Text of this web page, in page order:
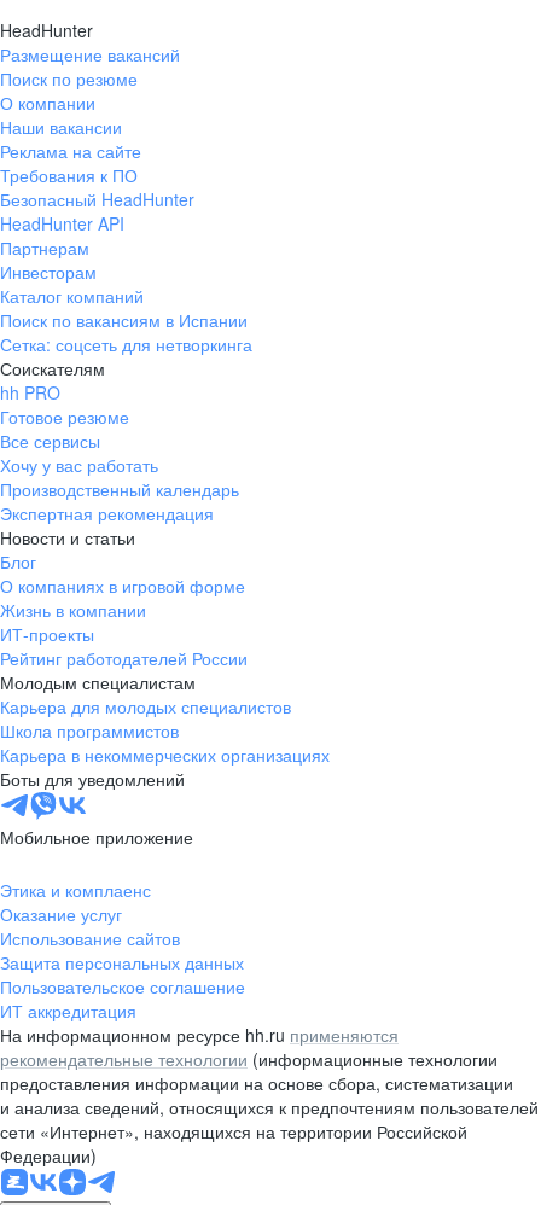
HeadHunter
Размещение вакансий
Поиск по резюме
О компании
Наши вакансии
Реклама на сайте
Требования к ПО
Безопасный HeadHunter
HeadHunter API
Партнерам
Инвесторам
Каталог компаний
Поиск по вакансиям в Испании
Сетка: соцсеть для нетворкинга
Соискателям
hh PRO
Готовое резюме
Все сервисы
Хочу у вас работать
Производственный календарь
Экспертная рекомендация
Новости и статьи
Блог
О компаниях в игровой форме
Жизнь в компании
ИТ-проекты
Рейтинг работодателей России
Молодым специалистам
Карьера для молодых специалистов
Школа программистов
Карьера в некоммерческих организациях
Боты для уведомлений
Мобильное приложение
Этика и комплаенс
Оказание услуг
Использование сайтов
Защита персональных данных
Пользовательское соглашение
ИТ аккредитация
На информационном ресурсе hh.ru применяются
рекомендательные технологии (информационные технологии
предоставления информации на основе сбора, систематизации
и анализа сведений, относящихся к предпочтениям пользователей
сети «Интернет», находящихся на территории Российской
Федерации)